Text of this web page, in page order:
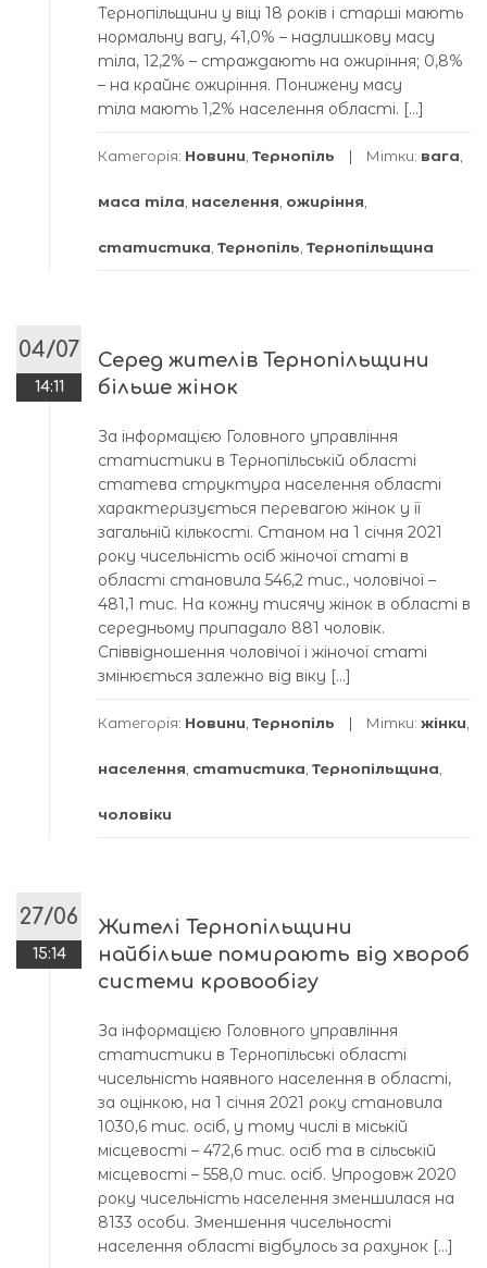
Тернопільщини у віці 18 років і старші мають
нормальну вагу, 41,0% – надлишкову масу
тіла, 12,2% – страждають на ожиріння; 0,8%
– на крайнє ожиріння. Понижену масу
тіла мають 1,2% населення області. […]
Категорія: Новини Тернопіль Мітки: вага
маса тіла населення ожиріння
статистика Тернопіль Тернопільщина
04/07
14:11
Серед жителів Тернопільщини
більше жінок
За інформацією Головного управління
статистики в Тернопільській області
статева структура населення області
характеризується перевагою жінок у її
загальній кількості. Станом на 1 січня 2021
року чисельність осіб жіночої статі в
області становила 546,2 тис., чоловічої –
481,1 тис. На кожну тисячу жінок в області в
середньому припадало 881 чоловік.
Співвідношення чоловічої і жіночої статі
змінюється залежно від віку […]
Категорія: Новини Тернопіль Мітки: жінки
населення статистика Тернопільщина
чоловіки
27/06
15:14
Жителі Тернопільщини
найбільше помирають від хвороб
системи кровообігу
За інформацією Головного управління
статистики в Тернопільські області
чисельність наявного населення в області,
за оцінкою, на 1 січня 2021 року становила
1030,6 тис. осіб, у тому числі в міській
місцевості – 472,6 тис. осіб та в сільській
місцевості – 558,0 тис. осіб. Упродовж 2020
року чисельність населення зменшилася на
8133 особи. Зменшення чисельності
населення області відбулось за рахунок […]